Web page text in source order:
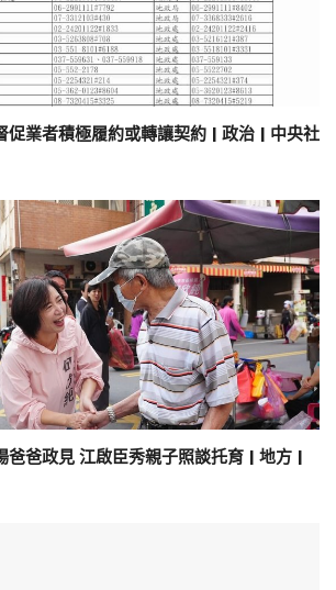
業者積極履約或轉讓契約 | 政治 | 中央社
爸爸政見 江啟臣秀親子照談托育 | 地方 |